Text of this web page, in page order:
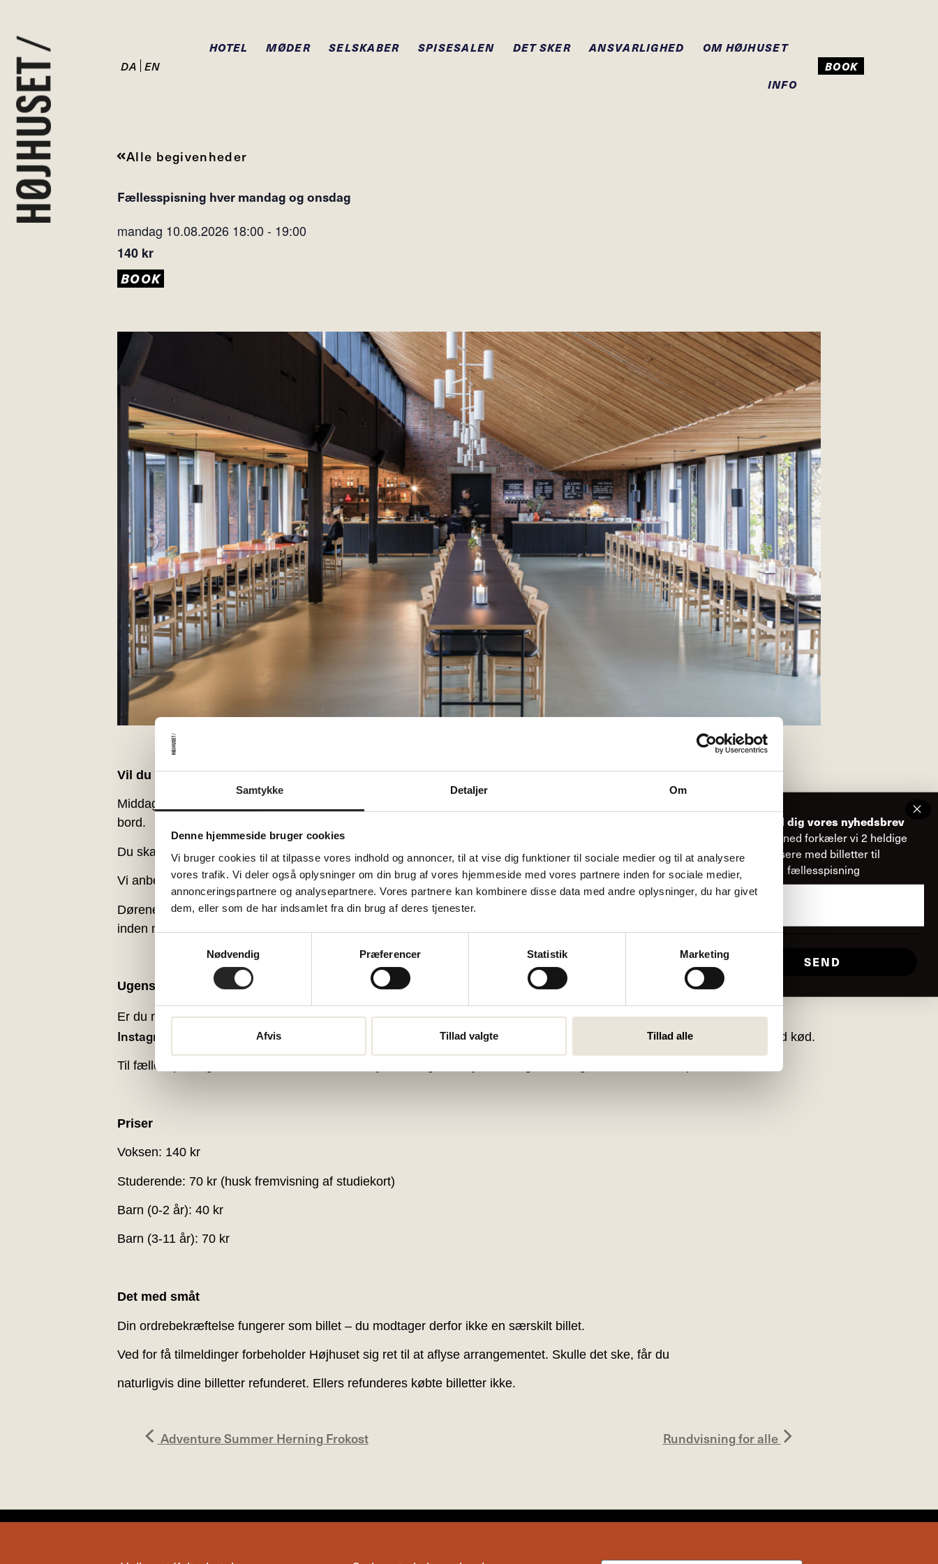
Samtykke Detaljer Om
Denne hjemmeside bruger cookies
Vi bruger cookies til at tilpasse vores indhold og annoncer, til at vise dig funktioner til sociale medier og til at analysere
vores trafik. Vi deler også oplysninger om din brug af vores hjemmeside med vores partnere inden for sociale medier,
annonceringspartnere og analysepartnere. Vores partnere kan kombinere disse data med andre oplysninger, du har givet
dem, eller som de har indsamlet fra din brug af deres tjenester.
Nødvendig
Præferencer Statistik Marketing
Afvis Tillad valgte Tillad alle
DA EN
HOTEL MØDER SELSKABER SPISESALEN DET SKER ANSVARLIGHED OM HØJHUSET
INFO
BOOK
Alle begivenheder
Fællesspisning hver mandag og onsdag
mandag 10.08.2026 18:00 - 19:00
140 kr
BOOK
Vil du være med til fællesspisning?
Middagen starter kl. 18.00. Vi sidder sammen ved langborde, og dagens lækre økologiske måltid deles fra store fade ved hvert
bord.
Du skal måske bede din nabo om at give dig brødet og til gengæld række salaten. Som var du derhjemme.
Vi anbefaler, at du ankommer lidt tidligere, så du kan nå at købe drikkevarer i baren, inden middagen starter.
Dørene åbner allerede kl. 17, så har man lyst til et glas i Pejsestuen, et slag bordtennis eller en gåtur i vores spændende hus
inden middagen, er man mere end velkommen.
Ugens menu
Er du nysgerrig på, hvad der kommer på tallerkenen? Menuen til fællesspisningen deles på HøjhusetsFacebook– og
Instagram -profiler onsdagen i ugen før arrangementet. Mandags-middagen er grøn, og onsdags-middagen er grønt med kød.
Til fællesspisningerne kan vi desværre ikke tilbyde særlige hensyn til allergier, særlige diæter eller kostpræferencer.
Priser
Voksen: 140 kr
Studerende: 70 kr (husk fremvisning af studiekort)
Barn (0-2 år): 40 kr
Barn (3-11 år): 70 kr
Det med småt
Din ordrebekræftelse fungerer som billet – du modtager derfor ikke en særskilt billet.
Ved for få tilmeldinger forbeholder Højhuset sig ret til at aflyse arrangementet. Skulle det ske, får du
naturligvis dine billetter refunderet. Ellers refunderes købte billetter ikke.
Adventure Summer Herning Frokost Rundvisning for alle
Tilmeld dig vores nyhedsbrev
Hver måned forkæler vi 2 heldige
læsere med billetter til
fællesspisning
Email
SEND